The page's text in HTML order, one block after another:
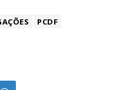
PCDF